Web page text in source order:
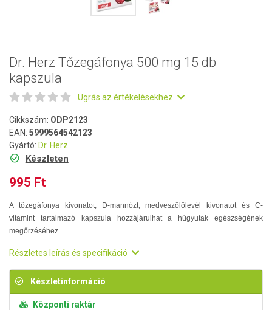
Dr. Herz Tőzegáfonya 500 mg 15 db
kapszula
Ugrás az értékelésekhez
Cikkszám: ODP2123
EAN: 5999564542123
Gyártó: Dr. Herz
Készleten
995 Ft
A tőzegáfonya kivonatot, D-mannózt, medveszőlőlevél kivonatot és C-
vitamint tartalmazó kapszula hozzájárulhat a húgyutak egészségének
megőrzéséhez.
Részletes leírás és specifikáció
Készletinformáció
Központi raktár